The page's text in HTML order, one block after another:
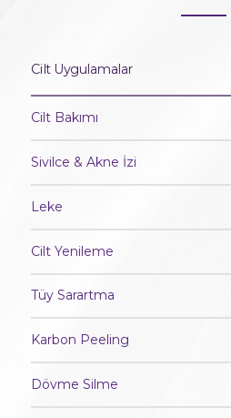
Cilt Uygulamalar
Cilt Bakımı
Sivilce & Akne İzi
Leke
Cilt Yenileme
Tüy Sarartma
Karbon Peeling
Dövme Silme